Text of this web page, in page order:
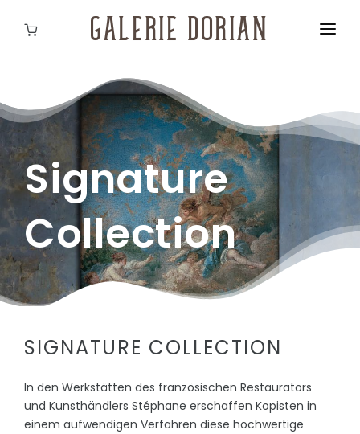
GALERIE DORIAN
PRESSE KOOPERATIONEN
SHOP
KONTAKT
Signature
Collection
SIGNATURE COLLECTION
In den Werkstätten des französischen Restaurators
und Kunsthändlers Stéphane erschaffen Kopisten in
einem aufwendigen Verfahren diese hochwertige